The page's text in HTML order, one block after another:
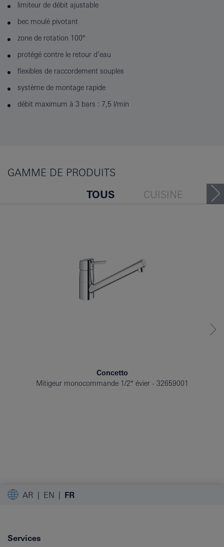
limiteur de débit ajustable
bec moulé pivotant
zone de rotation 100°
protégé contre le retour d’eau
flexibles de raccordement souples
système de montage rapide
débit maximum à 3 bars : 7,5 l/min
GAMME DE PRODUITS
TOUS
CUISINE
Concetto
Mitigeur monocommande 1/2″ évier
32659001
AR EN FR
Services